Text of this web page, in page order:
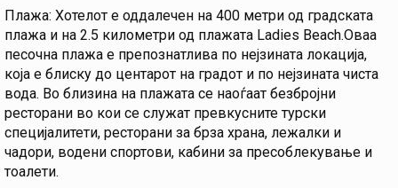
Плажа: Хотелот е оддалечен на 400 метри од градската
плажа и на 2.5 километри од плажата Ladies Beach.Оваа
песочна плажа е препознатлива по нејзината локација,
која е блиску до центарот на градот и по нејзината чиста
вода. Во близина на плажата се наоѓаат безбројни
ресторани во кои се служат превкусните турски
специјалитети, ресторани за брза храна, лежалки и
чадори, водени спортови, кабини за пресоблекување и
тоалети.